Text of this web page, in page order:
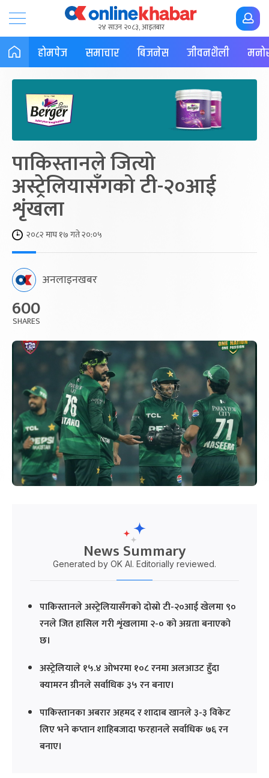
२४ साउन २०८३, आइतबार
होमपेज समाचार बिजनेस जीवनशैली
पाकिस्तानले जित्यो
अस्ट्रेलियासँगको टी-२०आई
शृंखला
२०८२ माघ १७ गते २०:०५
अनलाइनखबर
600
SHARES
News Summary
Generated by OK AI. Editorially reviewed.
पाकिस्तानले अस्ट्रेलियासँगको दोस्रो टी-२०आई खेलमा ९०
रनले जित हासिल गरी शृंखलामा २-० को अग्रता बनाएको
छ।
अस्ट्रेलियाले १५.४ ओभरमा १०८ रनमा अलआउट हुँदा
क्यामरन ग्रीनले सर्वाधिक ३५ रन बनाए।
पाकिस्तानका अबरार अहमद र शादाब खानले ३-३ विकेट
लिए भने कप्तान शाहिबजादा फरहानले सर्वाधिक ७६ रन
बनाए।